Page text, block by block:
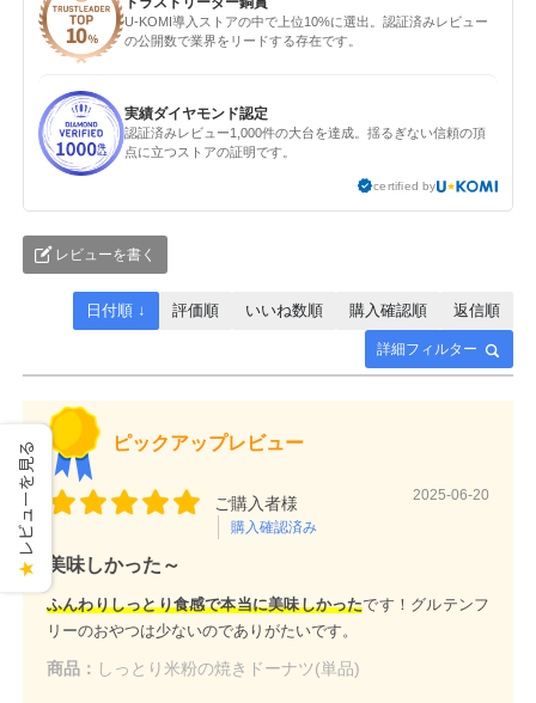
U-KOMI導入ストアの中で上位10%に選出。認証済みレビュー
の公開数で業界をリードする存在です。
実績ダイヤモンド認定
認証済みレビュー1,000件の大台を達成。揺るぎない信頼の頂
点に立つストアの証明です。
certified by
レビューを書く
詳細フィルター
日付順 ↓ 評価順 いいね数順 購入確認順 返信順
ピックアップレビュー
ご購入者様
購入確認済み
2025-06-20
美味しかった～
ふんわりしっとり食感で本当に美味しかったです！グルテンフ
リーのおやつは少ないのでありがたいです。
商品： しっとり米粉の焼きドーナツ(単品)
★
レビューを見る